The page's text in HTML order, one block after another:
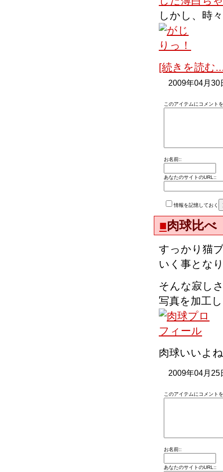
しかし、時
[続きを読む
2009年04月
このアイテムにコメント
お名前::
あなたのサイトのURL::
情報を記憶しておく
■肉球比べ
すっかり猫
いく事とな
そんな寂し
写真を加工
肉球いいよ
2009年04月
このアイテムにコメント
お名前::
あなたのサイトのURL::